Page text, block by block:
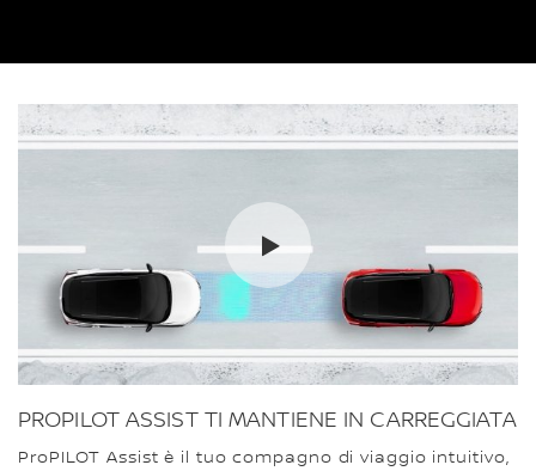
PROPILOT ASSIST TI MANTIENE IN CARREGGIATA
ProPILOT Assist è il tuo compagno di viaggio intuitivo,